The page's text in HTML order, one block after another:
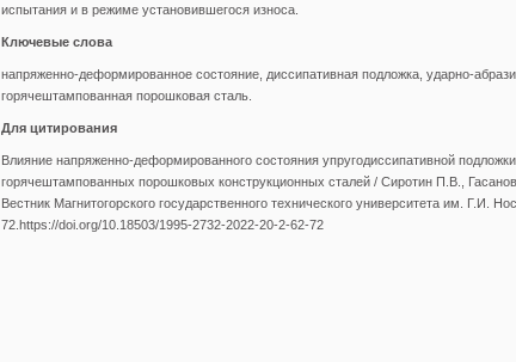
испытания и в режиме установившегося износа.
Ключевые слова
напряженно-деформированное состояние, диссипативная подложка, ударно-
горячештампованная порошковая сталь.
Для цитирования
Влияние напряженно-деформированного состояния упругодиссипативной
горячештампованных порошковых конструкционных сталей / Сиротин П.В.,
Вестник Магнитогорского государственного технического университета им. Г.И.
72.https://doi.org/10.18503/1995-2732-2022-20-2-62-72